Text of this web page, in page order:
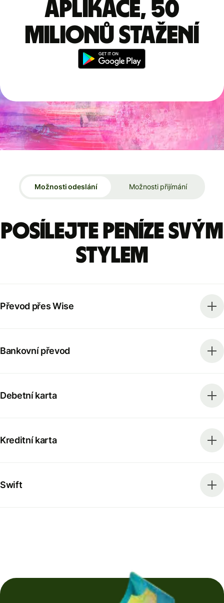
aplikace, 50
milionů stažení
Možnosti odeslání Možnosti přijímání
Posílejte peníze svým
stylem
Převod přes Wise
Bankovní převod
Debetní karta
Kreditní karta
Swift